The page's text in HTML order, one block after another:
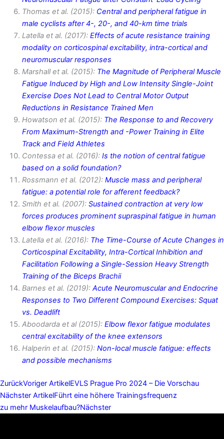
Thomas et al. (2015): Central and peripheral fatigue in
male cyclists after 4-, 20-, and 40-km time trials
Latella et al. (2017): Effects of acute resistance training
modality on corticospinal excitability, intra-cortical and
neuromuscular responses
Marshall et al. (2015): The Magnitude of Peripheral Muscle
Fatigue Induced by High and Low Intensity Single-Joint
Exercise Does Not Lead to Central Motor Output
Reductions in Resistance Trained Men
Howatson et al. (2015):The Response to and Recovery
From Maximum-Strength and -Power Training in Elite
Track and Field Athletes
Contessa et al. (2016): Is the notion of central fatigue
based on a solid foundation?
Rossmann et al. (2012): Muscle mass and peripheral
fatigue: a potential role for afferent feedback?
Smith et al. (2007): Sustained contraction at very low
forces produces prominent supraspinal fatigue in human
elbow flexor muscles
Latella et al. (2016): The Time-Course of Acute Changes in
Corticospinal Excitability, Intra-Cortical Inhibition and
Facilitation Following a Single-Session Heavy Strength
Training of the Biceps Brachii
Barnes et al. (2019): Acute Neuromuscular and Endocrine
Responses to Two Different Compound Exercises: Squat
vs. Deadlift
Aboodarda et al (2015): Elbow flexor fatigue modulates
central excitability of the knee extensors
Halperin et al. (2015): Non-local muscle fatigue: effects
and possible mechanisms
ZurückVoriger ArtikelEVLS Prague Pro 2024 – Die Vorschau
Nächster ArtikelFührt eine höhere Trainingsfrequenz
zu mehr Muskelaufbau?Nächster